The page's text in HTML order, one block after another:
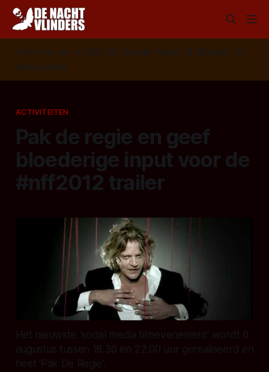
Volg ons op: 📣 RSS 📰 Google News 🦋 Bluesky
✉️
Nieuwsbrief
ACTIVITEITEN
Pak de regie en geef
bloederige input voor de
#nff2012 trailer
Het nieuwste 'social media filmevenement' wordt 6
augustus tussen 18.30 en 22.00 uur gerealiseerd en
heet ‘Pak De Regie’.